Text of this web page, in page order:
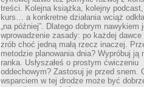
treści. Kolejna książka, kolejny
kurs… a konkretne działania wciąż
„na później”. Dlatego dobrym nawykiem
wprowadzenie zasady: po każdej dawce
zrób choć jedną małą rzecz inaczej.
metodzie planowania dnia? Wypróbuj ją
ranka. Usłyszałeś o prostym ćwiczeniu
oddechowym? Zastosuj je przed snem.
wsparciem w tej drodze może być